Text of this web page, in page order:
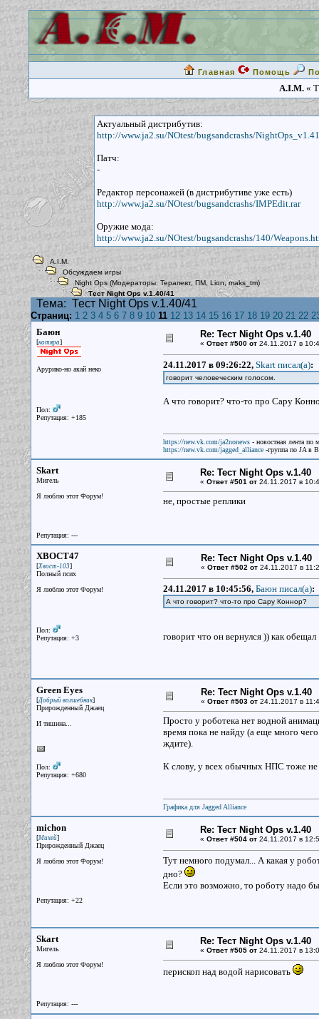
Главная Помощь
A.I.M. «
Актуальный дистрибутив:
http://www.ja2.su/NOtest/bugsandcrashs/
Патч:
-
Редактор персонажей (в дистрибутиве уже есть)
http://www.ja2.su/NOtest/bugsandcrashs/IMPEdit.rar
Оружие мода:
http://www.ja2.su/NOtest/bugsandcrashs/140/
A.I.M.
Обсуждаем игры
Night Ops (Модераторы: Терапевт, ПМ, Lion,maks_tm)
Тест Night Ops v.1.40/41
Тема: Тест Night Ops v.1.40/41
Страниц: 1 2 3 4 5 6 7 8 9 10 11 12 13 14 15 16 17 18 19 20 21 22
Баюн
[котяра]
Арурико-но акай неко
Пол:
Репутация: +185
Re: Тест Night Ops v.1.40
« Ответ #500 от24.11.2017 в
24.11.2017 в 09:26:22, Skart писал(a):
говорит человеческим голосом.
А что говорит? что-то про Сару
https://new.vk.com/ja2nonews- новостная лента по
https://new.vk.com/jagged_alliance-группа по JA в
Skart
Мигель
Я люблю этот Форум!
Репутация: ---
Re: Тест Night Ops v.1.40
« Ответ #501 от24.11.2017 в
не, простые реплики
XBOCT47
[Хвост-103]
Полный псих
Я люблю этот Форум!
Пол:
Репутация: +3
Re: Тест Night Ops v.1.40
« Ответ #502 от24.11.2017 в
24.11.2017 в 10:45:56, Баюн писал(a):
А что говорит? что-то про Сару Коннор?
говорит что он вернулся )) как обещал
Green Eyes
[Добрый волшебник]
Прирожденный Джаец
И тишина...
Пол:
Репутация: +680
Re: Тест Night Ops v.1.40
« Ответ #503 от24.11.2017 в
Просто у роботека нет водной
время пока не найду (а еще много
ждите).
К слову, у всех обычных НПС тоже
Графика для Jagged Alliance
michon
[Михей]
Прирожденный Джаец
Я люблю этот Форум!
Репутация: +22
Re: Тест Night Ops v.1.40
« Ответ #504 от24.11.2017 в
Тут немного подумал... А какая у
дно?
Если это возможно, то роботу надо
Skart
Мигель
Я люблю этот Форум!
Репутация: ---
Re: Тест Night Ops v.1.40
« Ответ #505 от24.11.2017 в
перископ над водой нарисовать